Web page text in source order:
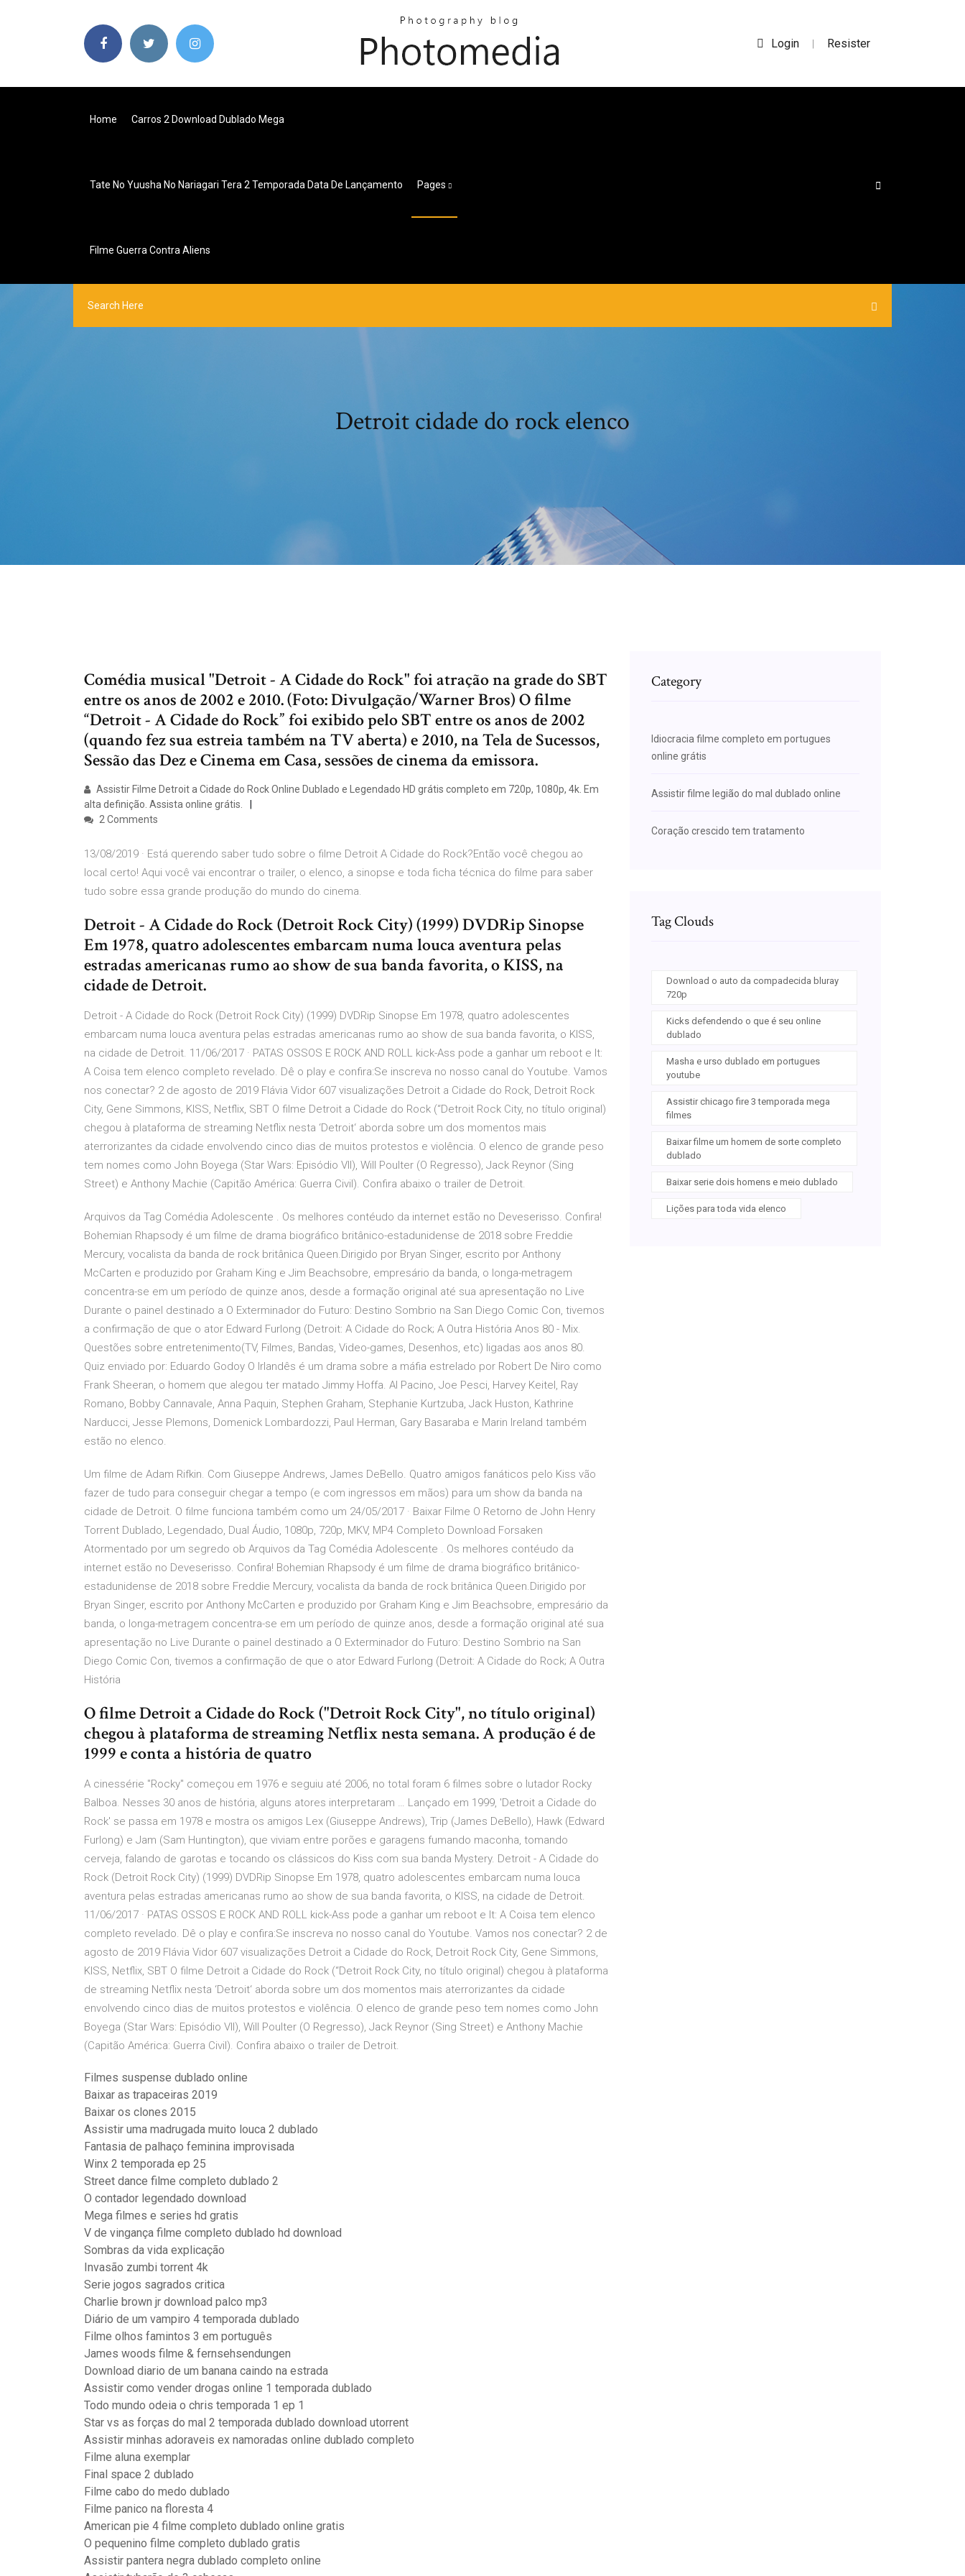
Login | Resister
Home Carros 2 Download Dublado Mega
Tate No Yuusha No Nariagari Tera 2 Temporada Data De Lançamento Pages
Filme Guerra Contra Aliens
Detroit cidade do rock elenco
Comédia musical "Detroit - A Cidade do Rock" foi atração na grade do SBT
entre os anos de 2002 e 2010. (Foto: Divulgação/Warner Bros) O filme
“Detroit - A Cidade do Rock” foi exibido pelo SBT entre os anos de 2002
(quando fez sua estreia também na TV aberta) e 2010, na Tela de Sucessos,
Sessão das Dez e Cinema em Casa, sessões de cinema da emissora.
Assistir Filme Detroit a Cidade do Rock Online Dublado e Legendado HD grátis completo em 720p, 1080p, 4k. Em
alta definição. Assista online grátis.
2 Comments
13/08/2019 · Está querendo saber tudo sobre o filme Detroit A Cidade do Rock?Então você chegou ao
local certo! Aqui você vai encontrar o trailer, o elenco, a sinopse e toda ficha técnica do filme para saber
tudo sobre essa grande produção do mundo do cinema.
Detroit - A Cidade do Rock (Detroit Rock City) (1999) DVDRip Sinopse
Em 1978, quatro adolescentes embarcam numa louca aventura pelas
estradas americanas rumo ao show de sua banda favorita, o KISS, na
cidade de Detroit.
Detroit - A Cidade do Rock (Detroit Rock City) (1999) DVDRip Sinopse Em 1978, quatro adolescentes
embarcam numa louca aventura pelas estradas americanas rumo ao show de sua banda favorita, o KISS,
na cidade de Detroit. 11/06/2017 · PATAS OSSOS E ROCK AND ROLL kick-Ass pode a ganhar um reboot e It:
A Coisa tem elenco completo revelado. Dê o play e confira:Se inscreva no nosso canal do Youtube. Vamos
nos conectar? 2 de agosto de 2019 Flávia Vidor 607 visualizações Detroit a Cidade do Rock, Detroit Rock
City, Gene Simmons, KISS, Netflix, SBT O filme Detroit a Cidade do Rock (“Detroit Rock City, no título original)
chegou à plataforma de streaming Netflix nesta ‘Detroit‘ aborda sobre um dos momentos mais
aterrorizantes da cidade envolvendo cinco dias de muitos protestos e violência. O elenco de grande peso
tem nomes como John Boyega (Star Wars: Episódio VII), Will Poulter (O Regresso), Jack Reynor (Sing
Street) e Anthony Machie (Capitão América: Guerra Civil). Confira abaixo o trailer de Detroit.
Arquivos da Tag Comédia Adolescente . Os melhores contéudo da internet estão no Deveserisso. Confira!
Bohemian Rhapsody é um filme de drama biográfico britânico-estadunidense de 2018 sobre Freddie
Mercury, vocalista da banda de rock britânica Queen.Dirigido por Bryan Singer, escrito por Anthony
McCarten e produzido por Graham King e Jim Beachsobre, empresário da banda, o longa-metragem
concentra-se em um período de quinze anos, desde a formação original até sua apresentação no Live
Durante o painel destinado a O Exterminador do Futuro: Destino Sombrio na San Diego Comic Con, tivemos
a confirmação de que o ator Edward Furlong (Detroit: A Cidade do Rock; A Outra História Anos 80 - Mix.
Questões sobre entretenimento(TV, Filmes, Bandas, Video-games, Desenhos, etc) ligadas aos anos 80.
Quiz enviado por: Eduardo Godoy O Irlandês é um drama sobre a máfia estrelado por Robert De Niro como
Frank Sheeran, o homem que alegou ter matado Jimmy Hoffa. Al Pacino, Joe Pesci, Harvey Keitel, Ray
Romano, Bobby Cannavale, Anna Paquin, Stephen Graham, Stephanie Kurtzuba, Jack Huston, Kathrine
Narducci, Jesse Plemons, Domenick Lombardozzi, Paul Herman, Gary Basaraba e Marin Ireland também
estão no elenco.
Um filme de Adam Rifkin. Com Giuseppe Andrews, James DeBello. Quatro amigos fanáticos pelo Kiss vão
fazer de tudo para conseguir chegar a tempo (e com ingressos em mãos) para um show da banda na
cidade de Detroit. O filme funciona também como um 24/05/2017 · Baixar Filme O Retorno de John Henry
Torrent Dublado, Legendado, Dual Áudio, 1080p, 720p, MKV, MP4 Completo Download Forsaken
Atormentado por um segredo ob Arquivos da Tag Comédia Adolescente . Os melhores contéudo da
internet estão no Deveserisso. Confira! Bohemian Rhapsody é um filme de drama biográfico britânico-
estadunidense de 2018 sobre Freddie Mercury, vocalista da banda de rock britânica Queen.Dirigido por
Bryan Singer, escrito por Anthony McCarten e produzido por Graham King e Jim Beachsobre, empresário da
banda, o longa-metragem concentra-se em um período de quinze anos, desde a formação original até sua
apresentação no Live Durante o painel destinado a O Exterminador do Futuro: Destino Sombrio na San
Diego Comic Con, tivemos a confirmação de que o ator Edward Furlong (Detroit: A Cidade do Rock; A Outra
História
O filme Detroit a Cidade do Rock ("Detroit Rock City", no título original)
chegou à plataforma de streaming Netflix nesta semana. A produção é de
1999 e conta a história de quatro
A cinessérie "Rocky" começou em 1976 e seguiu até 2006, no total foram 6 filmes sobre o lutador Rocky
Balboa. Nesses 30 anos de história, alguns atores interpretaram … Lançado em 1999, 'Detroit a Cidade do
Rock' se passa em 1978 e mostra os amigos Lex (Giuseppe Andrews), Trip (James DeBello), Hawk (Edward
Furlong) e Jam (Sam Huntington), que viviam entre porões e garagens fumando maconha, tomando
cerveja, falando de garotas e tocando os clássicos do Kiss com sua banda Mystery. Detroit - A Cidade do
Rock (Detroit Rock City) (1999) DVDRip Sinopse Em 1978, quatro adolescentes embarcam numa louca
aventura pelas estradas americanas rumo ao show de sua banda favorita, o KISS, na cidade de Detroit.
11/06/2017 · PATAS OSSOS E ROCK AND ROLL kick-Ass pode a ganhar um reboot e It: A Coisa tem elenco
completo revelado. Dê o play e confira:Se inscreva no nosso canal do Youtube. Vamos nos conectar? 2 de
agosto de 2019 Flávia Vidor 607 visualizações Detroit a Cidade do Rock, Detroit Rock City, Gene Simmons,
KISS, Netflix, SBT O filme Detroit a Cidade do Rock (“Detroit Rock City, no título original) chegou à plataforma
de streaming Netflix nesta ‘Detroit‘ aborda sobre um dos momentos mais aterrorizantes da cidade
envolvendo cinco dias de muitos protestos e violência. O elenco de grande peso tem nomes como John
Boyega (Star Wars: Episódio VII), Will Poulter (O Regresso), Jack Reynor (Sing Street) e Anthony Machie
(Capitão América: Guerra Civil). Confira abaixo o trailer de Detroit.
Filmes suspense dublado online
Baixar as trapaceiras 2019
Baixar os clones 2015
Assistir uma madrugada muito louca 2 dublado
Fantasia de palhaço feminina improvisada
Winx 2 temporada ep 25
Street dance filme completo dublado 2
O contador legendado download
Mega filmes e series hd gratis
V de vingança filme completo dublado hd download
Sombras da vida explicação
Invasão zumbi torrent 4k
Serie jogos sagrados critica
Charlie brown jr download palco mp3
Diário de um vampiro 4 temporada dublado
Filme olhos famintos 3 em português
James woods filme & fernsehsendungen
Download diario de um banana caindo na estrada
Assistir como vender drogas online 1 temporada dublado
Todo mundo odeia o chris temporada 1 ep 1
Star vs as forças do mal 2 temporada dublado download utorrent
Assistir minhas adoraveis ex namoradas online dublado completo
Filme aluna exemplar
Final space 2 dublado
Filme cabo do medo dublado
Filme panico na floresta 4
American pie 4 filme completo dublado online gratis
O pequenino filme completo dublado gratis
Assistir pantera negra dublado completo online
Category
Idiocracia filme completo em portugues
online grátis
Assistir filme legião do mal dublado online
Coração crescido tem tratamento
Tag Clouds
Download o auto da compadecida bluray
720p
Kicks defendendo o que é seu online
dublado
Masha e urso dublado em portugues
youtube
Assistir chicago fire 3 temporada mega
filmes
Baixar filme um homem de sorte completo
dublado
Baixar serie dois homens e meio dublado
Lições para toda vida elenco